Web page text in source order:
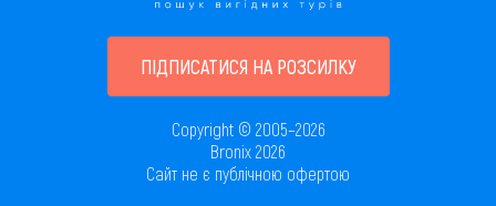
ПІДПИСАТИСЯ НА РОЗСИЛКУ
Copyright © 2005–2026
Bronix 2026
Сайт не є публічною офертою